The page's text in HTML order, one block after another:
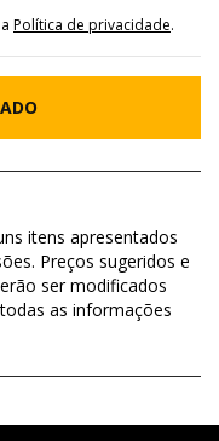
Política de privacidade.
itens apresentados
Preços sugeridos e
ser modificados
as informações